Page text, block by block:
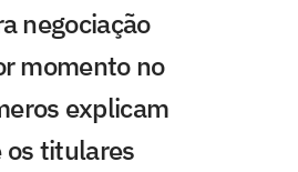
negociação
momento no
explicam
os titulares